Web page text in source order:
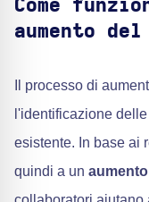
Come
aumento
Il processo di
l'identificazione
esistente. In base ai
quindi a un